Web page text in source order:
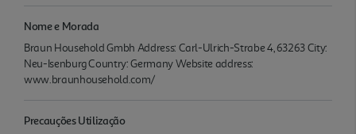
Nome e Morada
Braun Household Gmbh Address: Carl-Ulrich-Strabe 4, 63263 City:
Neu-Isenburg Country: Germany Website address:
www.braunhousehold.com/
Precauções Utilização